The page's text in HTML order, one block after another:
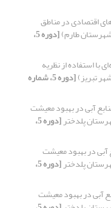
اقتصادی در مناطق
طارم) [دوره 5،
با استفاده از نظریه
تبریز) [دوره 5، شماره
آبی در بهبود معیشت
پلدختر [دوره 5،
آبی در بهبود معیشت
پلدختر [دوره 5،
آبی در بهبود معیشت